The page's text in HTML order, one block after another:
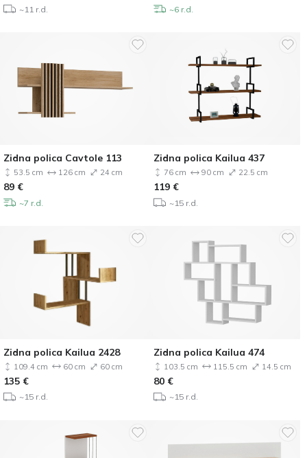
~11 r.d. ~6 r.d.
Zidna polica Cavtole 113
53.5 cm 126 cm 24 cm
89 €
~7 r.d.
Zidna polica Kailua 437
76 cm 90 cm 22.5 cm
119 €
~15 r.d.
Zidna polica Kailua 2428
109.4 cm 60 cm 60 cm
135 €
~15 r.d.
Zidna polica Kailua 474
103.5 cm 115.5 cm 14.5 cm
80 €
~15 r.d.